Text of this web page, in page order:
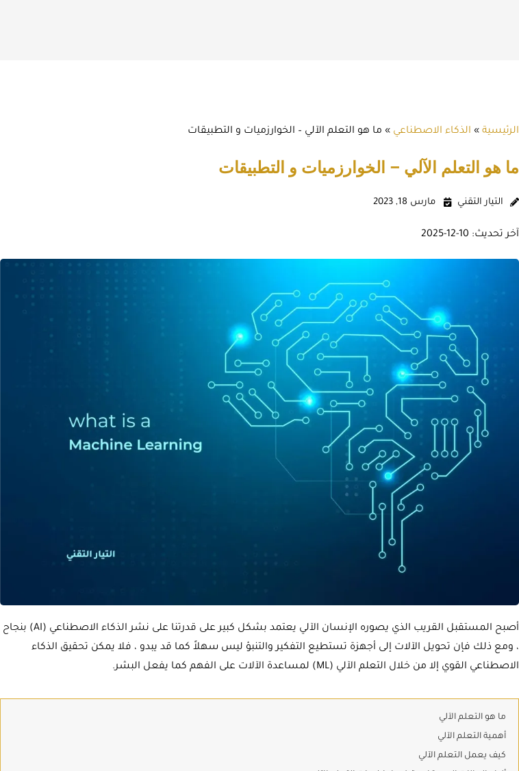
الرئيسية » الذكاء الاصطناعي » ما هو التعلم الآلي – الخوارزميات و التطبيقات
ما هو التعلم الآلي – الخوارزميات و التطبيقات
التيار التقني مارس 18, 2023
آخر تحديث: 10-12-2025
أصبح المستقبل القريب الذي يصوره الإنسان الآلي يعتمد بشكل كبير على قدرتنا على نشر الذكاء الاصطناعي (AI) بنجاح
، ومع ذلك فإن تحويل الآلات إلى أجهزة تستطيع التفكير والتنبؤ ليس سهلاً كما قد يبدو ، فلا يمكن تحقيق الذكاء
الاصطناعي القوي إلا من خلال التعلم الآلي (ML) لمساعدة الآلات على الفهم كما يفعل البشر.
ما هو التعلم الآلي
أهمية التعلم الآلي
كيف يعمل التعلم الآلي